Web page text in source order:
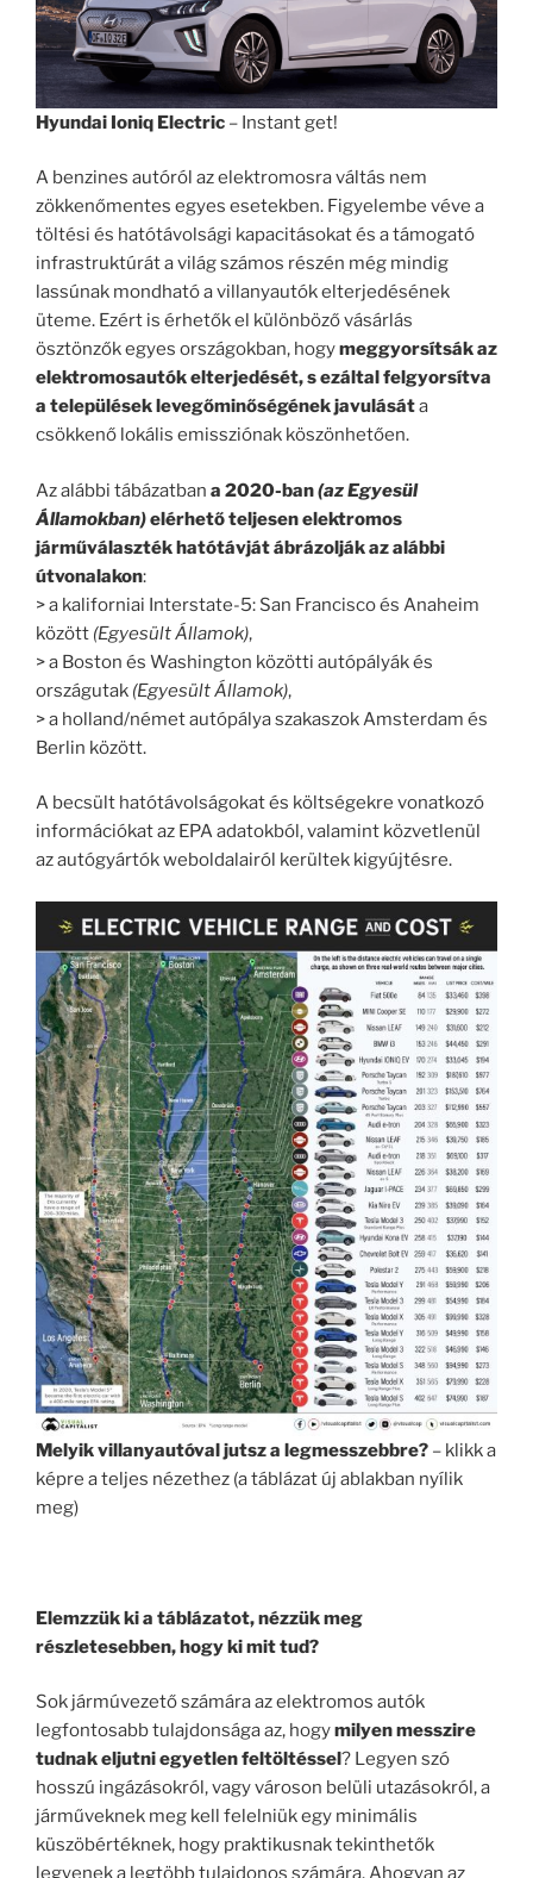
Hyundai Ioniq Electric – Instant get!
A benzines autóról az elektromosra váltás nem
zökkenőmentes egyes esetekben. Figyelembe véve a
töltési és hatótávolsági kapacitásokat és a támogató
infrastruktúrát a világ számos részén még mindig
lassúnak mondható a villanyautók elterjedésének
üteme. Ezért is érhetők el különböző vásárlás
ösztönzők egyes országokban, hogymeggyorsítsák az
elektromosautók elterjedését, s ezáltal felgyorsítva
a települések levegőminőségének javulásáta
csökkenő lokális emissziónak köszönhetően.
Az alábbi tábázatban a 2020-ban(az Egyesül
Államokban)elérhető teljesen elektromos
járműválaszték hatótávját ábrázolják az alábbi
útvonalakon:
> a kaliforniai Interstate-5: San Francisco és Anaheim
között (Egyesült Államok),
> a Boston és Washington közötti autópályák és
országutak (Egyesült Államok),
> a holland/német autópálya szakaszok Amsterdam és
Berlin között.
A becsült hatótávolságokat és költségekre vonatkozó
információkat az EPA adatokból, valamint közvetlenül
az autógyártók weboldalairól kerültek kigyújtésre.
Melyik villanyautóval jutsz a legmesszebbre? – klikk a
képre a teljes nézethez (a táblázat új ablakban nyílik
meg)
Elemzzük ki a táblázatot, nézzük meg
részletesebben, hogy ki mit tud?
Sok jármúvezető számára az elektromos autók
legfontosabb tulajdonsága az, hogymilyen messzire
tudnak eljutniegyetlen feltöltéssel? Legyen szó
hosszú ingázásokról, vagy városon belüli utazásokról, a
járműveknek meg kell felelniük egy minimális
küszöbértéknek, hogy praktikusnak tekinthetők
legyenek a legtöbb tulajdonos számára. Ahogyan az